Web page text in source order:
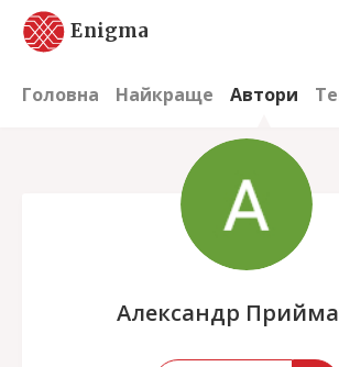
Enigma
Головна Найкраще Автори
Александр